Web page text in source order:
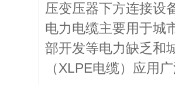
压变压器下方连接设
电力电缆主要用于城
部开发等电力缺乏和
（XLPE